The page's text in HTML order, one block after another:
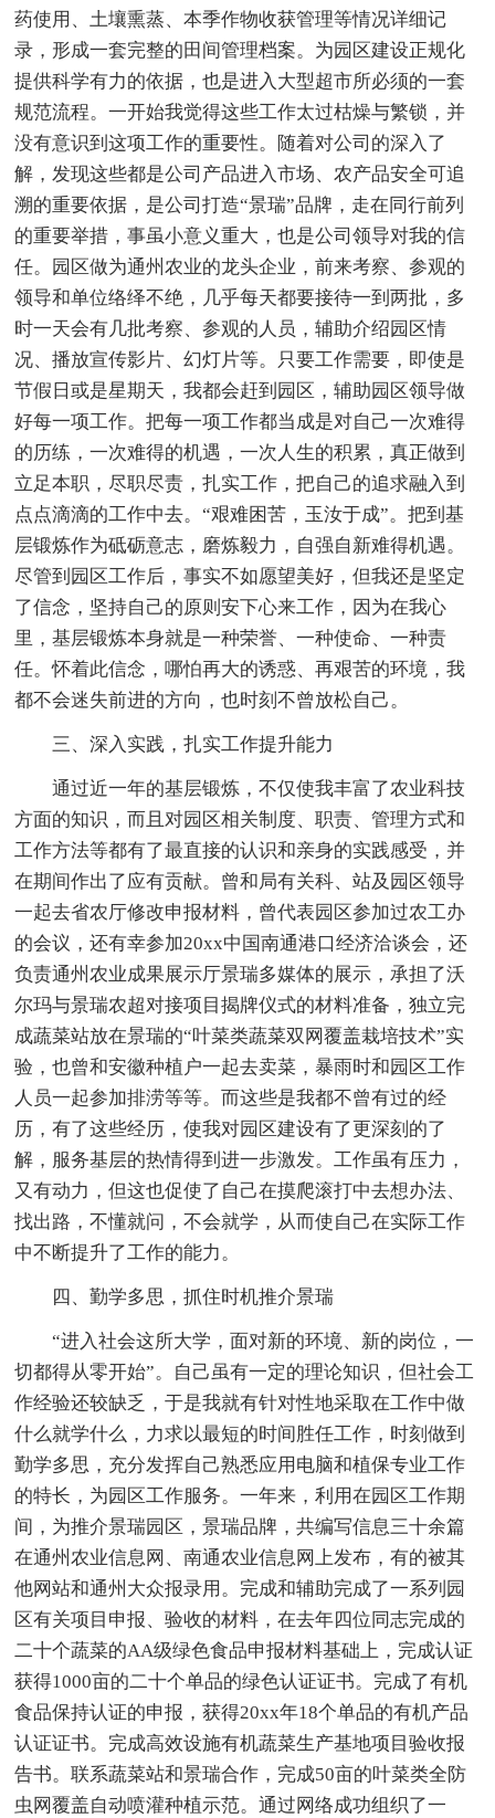
药使用、土壤熏蒸、本季作物收获管理等情况详细记
录，形成一套完整的田间管理档案。为园区建设正规化
提供科学有力的依据，也是进入大型超市所必须的一套
规范流程。一开始我觉得这些工作太过枯燥与繁锁，并
没有意识到这项工作的重要性。随着对公司的深入了
解，发现这些都是公司产品进入市场、农产品安全可追
溯的重要依据，是公司打造“景瑞”品牌，走在同行前列
的重要举措，事虽小意义重大，也是公司领导对我的信
任。园区做为通州农业的龙头企业，前来考察、参观的
领导和单位络绎不绝，几乎每天都要接待一到两批，多
时一天会有几批考察、参观的人员，辅助介绍园区情
况、播放宣传影片、幻灯片等。只要工作需要，即使是
节假日或是星期天，我都会赶到园区，辅助园区领导做
好每一项工作。把每一项工作都当成是对自己一次难得
的历练，一次难得的机遇，一次人生的积累，真正做到
立足本职，尽职尽责，扎实工作，把自己的追求融入到
点点滴滴的工作中去。“艰难困苦，玉汝于成”。把到基
层锻炼作为砥砺意志，磨炼毅力，自强自新难得机遇。
尽管到园区工作后，事实不如愿望美好，但我还是坚定
了信念，坚持自己的原则安下心来工作，因为在我心
里，基层锻炼本身就是一种荣誉、一种使命、一种责
任。怀着此信念，哪怕再大的诱惑、再艰苦的环境，我
都不会迷失前进的方向，也时刻不曾放松自己。
三、深入实践，扎实工作提升能力
通过近一年的基层锻炼，不仅使我丰富了农业科技
方面的知识，而且对园区相关制度、职责、管理方式和
工作方法等都有了最直接的认识和亲身的实践感受，并
在期间作出了应有贡献。曾和局有关科、站及园区领导
一起去省农厅修改申报材料，曾代表园区参加过农工办
的会议，还有幸参加20xx中国南通港口经济洽谈会，还
负责通州农业成果展示厅景瑞多媒体的展示，承担了沃
尔玛与景瑞农超对接项目揭牌仪式的材料准备，独立完
成蔬菜站放在景瑞的“叶菜类蔬菜双网覆盖栽培技术”实
验，也曾和安徽种植户一起去卖菜，暴雨时和园区工作
人员一起参加排涝等等。而这些是我都不曾有过的经
历，有了这些经历，使我对园区建设有了更深刻的了
解，服务基层的热情得到进一步激发。工作虽有压力，
又有动力，但这也促使了自己在摸爬滚打中去想办法、
找出路，不懂就问，不会就学，从而使自己在实际工作
中不断提升了工作的能力。
四、勤学多思，抓住时机推介景瑞
“进入社会这所大学，面对新的环境、新的岗位，一
切都得从零开始”。自己虽有一定的理论知识，但社会工
作经验还较缺乏，于是我就有针对性地采取在工作中做
什么就学什么，力求以最短的时间胜任工作，时刻做到
勤学多思，充分发挥自己熟悉应用电脑和植保专业工作
的特长，为园区工作服务。一年来，利用在园区工作期
间，为推介景瑞园区，景瑞品牌，共编写信息三十余篇
在通州农业信息网、南通农业信息网上发布，有的被其
他网站和通州大众报录用。完成和辅助完成了一系列园
区有关项目申报、验收的材料，在去年四位同志完成的
二十个蔬菜的AA级绿色食品申报材料基础上，完成认证
获得1000亩的二十个单品的绿色认证证书。完成了有机
食品保持认证的申报，获得20xx年18个单品的有机产品
认证证书。完成高效设施有机蔬菜生产基地项目验收报
告书。联系蔬菜站和景瑞合作，完成50亩的叶菜类全防
虫网覆盖自动喷灌种植示范。通过网络成功组织了一